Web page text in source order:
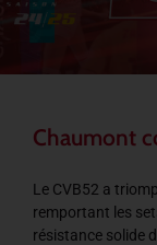
Chaumont
Le CVB52 a
remportant les
résistance solide